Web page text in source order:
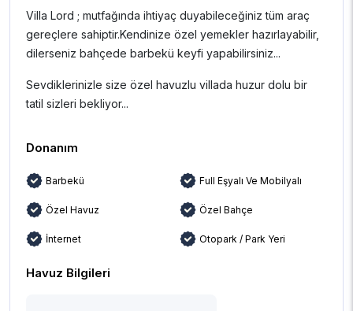
Villa Lord ; mutfağında ihtiyaç duyabileceğiniz tüm araç
gereçlere sahiptir.Kendinize özel yemekler hazırlayabilir,
dilerseniz bahçede barbekü keyfi yapabilirsiniz...
Sevdiklerinizle size özel havuzlu villada huzur dolu bir
tatil sizleri bekliyor...
Donanım
Barbekü Full Eşyalı Ve Mobilyalı
Özel Havuz Özel Bahçe
İnternet Otopark / Park Yeri
Havuz Bilgileri